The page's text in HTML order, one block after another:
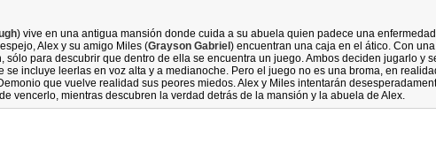
) vive en una antigua mansión donde cuida a su abuela quien padece una
Alex y su amigo Miles (Grayson Gabriel) encuentran una caja en el ático. Con
sólo para descubrir que dentro de ella se encuentra un juego. Ambos deciden jugarlo y
se incluye leerlas en voz alta y a medianoche. Pero el juego no es una broma, en
que vuelve realidad sus peores miedos. Alex y Miles intentarán
vencerlo, mientras descubren la verdad detrás de la mansión y la abuela de Alex.